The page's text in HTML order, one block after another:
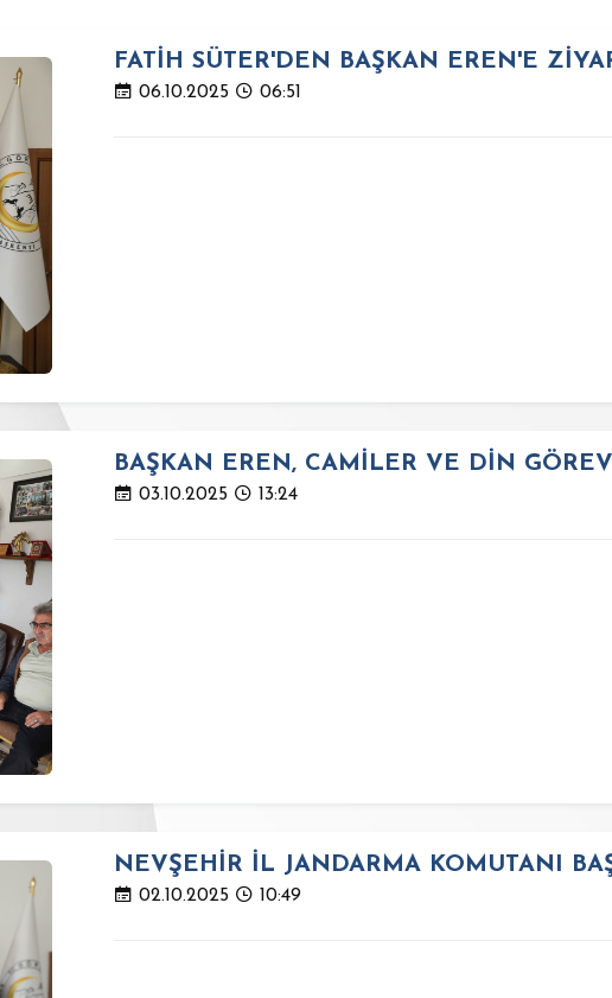
FATİH SÜTER'DEN BAŞKAN EREN'E
06.10.2025 06:51
BAŞKAN EREN, CAMİLER VE DİN
03.10.2025 13:24
NEVŞEHİR İL JANDARMA KOMUTANI
02.10.2025 10:49